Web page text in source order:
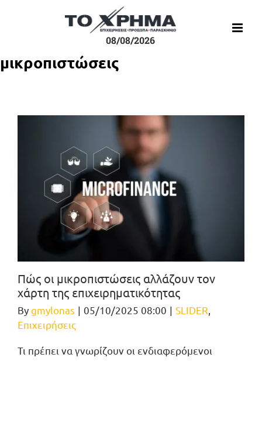
08/08/2026
μικροπιστώσεις
Πώς οι μικροπιστώσεις αλλάζουν τον
χάρτη της επιχειρηματικότητας
Bygmylonas | 05/10/2025 08:00 | SLIDER,
Επιχειρήσεις
Τι πρέπει να γνωρίζουν οι ενδιαφερόμενοι